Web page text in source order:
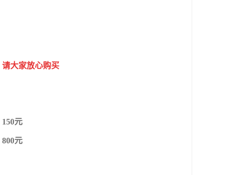
大家放心购买
元
元